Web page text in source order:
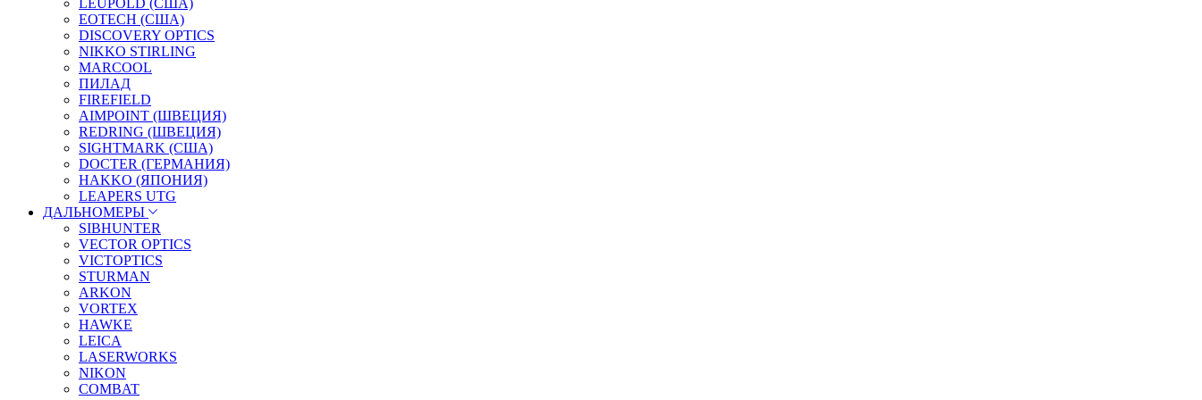
LEUPOLD (США)
EOTECH (США)
DISCOVERY OPTICS
NIKKO STIRLING
MARCOOL
ПИЛАД
FIREFIELD
AIMPOINT (ШВЕЦИЯ)
REDRING (ШВЕЦИЯ)
SIGHTMARK (США)
DOCTER (ГЕРМАНИЯ)
HAKKO (ЯПОНИЯ)
LEAPERS UTG
ДАЛЬНОМЕРЫ
SIBHUNTER
VECTOR OPTICS
VICTOPTICS
STURMAN
ARKON
VORTEX
HAWKE
LEICA
LASERWORKS
NIKON
COMBAT